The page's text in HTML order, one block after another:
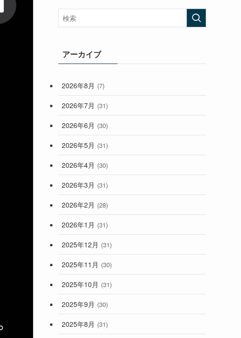
(33)
(248)
(473)
アーカイブ
2026年8月 (7)
2026年7月 (31)
2026年6月 (30)
2026年5月 (31)
2026年4月 (30)
2026年3月 (31)
2026年2月 (28)
2026年1月 (31)
2025年12月 (31)
2025年11月 (30)
2025年10月 (31)
2025年9月 (30)
2025年8月 (31)